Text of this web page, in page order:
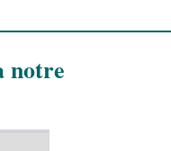
notre